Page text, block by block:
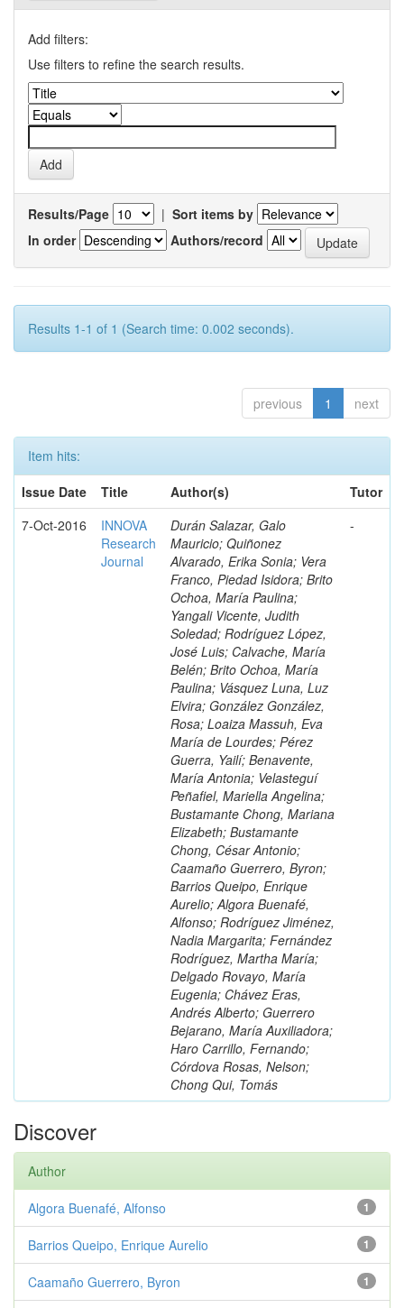
Add filters:
Use filters to refine the search results.
Results/Page | Sort items by
In order
Authors/record
Results 1-1 of 1 (Search time: 0.002 seconds).
previous 1 next
Item hits:
Issue Date
Title Author(s)
Tutor
7-Oct-2016
INNOVA
Research
Journal
Durán Salazar, Galo
Mauricio; Quiñonez
Alvarado, Erika Sonia; Vera
Franco, Piedad Isidora; Brito
Ochoa, María Paulina;
Yangali Vicente, Judith
Soledad; Rodríguez López,
José Luis; Calvache, María
Belén; Brito Ochoa, María
Paulina; Vásquez Luna, Luz
Elvira; González González,
Rosa; Loaiza Massuh, Eva
María de Lourdes; Pérez
Guerra, Yailí; Benavente,
María Antonia; Velasteguí
Peñafiel, Mariella Angelina;
Bustamante Chong, Mariana
Elizabeth; Bustamante
Chong, César Antonio;
Caamaño Guerrero, Byron;
Barrios Queipo, Enrique
Aurelio; Algora Buenafé,
Alfonso; Rodríguez Jiménez,
Nadia Margarita; Fernández
Rodríguez, Martha María;
Delgado Rovayo, María
Eugenia; Chávez Eras,
Andrés Alberto; Guerrero
Bejarano, María Auxiliadora;
Haro Carrillo, Fernando;
Córdova Rosas, Nelson;
Chong Qui, Tomás
-
Discover
Author
1
Algora Buenafé, Alfonso
1
Barrios Queipo, Enrique Aurelio
1
Caamaño Guerrero, Byron